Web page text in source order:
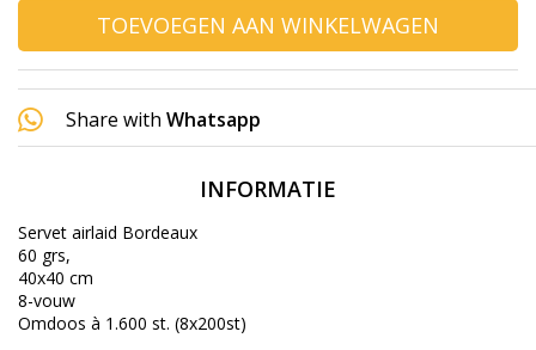
TOEVOEGEN AAN WINKELWAGEN
Share with Whatsapp
INFORMATIE
Servet airlaid Bordeaux
60 grs,
40x40 cm
8-vouw
Omdoos à 1.600 st. (8x200st)